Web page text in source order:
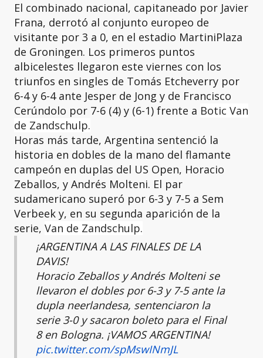
El combinado nacional, capitaneado por Javier
Frana, derrotó al conjunto europeo de
visitante por 3 a 0, en el estadio MartiniPlaza
de Groningen. Los primeros puntos
albicelestes llegaron este viernes con los
triunfos en singles de Tomás Etcheverry por
6-4 y 6-4 ante Jesper de Jong y de Francisco
Cerúndolo por 7-6 (4) y (6-1) frente a Botic Van
de Zandschulp.
Horas más tarde, Argentina sentenció la
historia en dobles de la mano del flamante
campeón en duplas del US Open, Horacio
Zeballos, y Andrés Molteni. El par
sudamericano superó por 6-3 y 7-5 a Sem
Verbeek y, en su segunda aparición de la
serie, Van de Zandschulp.
¡ARGENTINA A LAS FINALES DE LA
DAVIS!
Horacio Zeballos y Andrés Molteni se
llevaron el dobles por 6-3 y 7-5 ante la
dupla neerlandesa, sentenciaron la
serie 3-0 y sacaron boleto para el Final
8 en Bologna. ¡VAMOS ARGENTINA!
pic.twitter.com/spMswINmJL